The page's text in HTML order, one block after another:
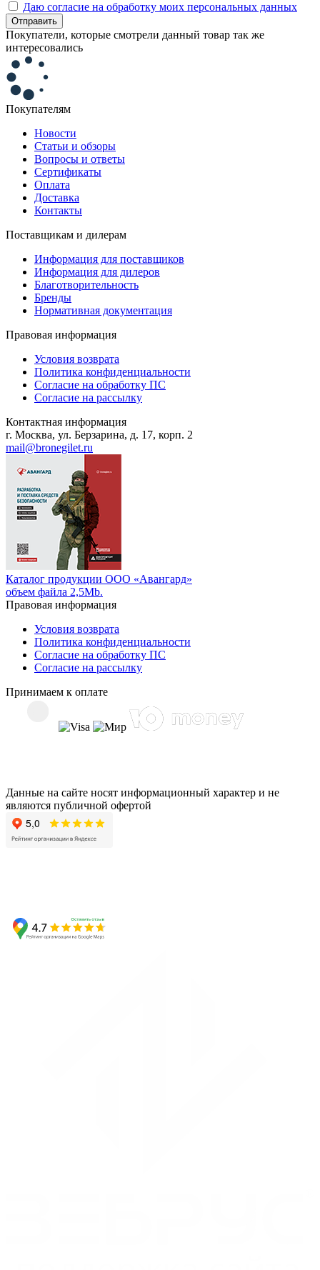
Даю согласие на обработку моих персональных данных
Отправить
Покупатели, которые смотрели данный товар так же
интересовались
Покупателям
Новости
Статьи и обзоры
Вопросы и ответы
Сертификаты
Оплата
Доставка
Контакты
Поставщикам и дилерам
Информация для поставщиков
Информация для дилеров
Благотворительность
Бренды
Нормативная документация
Правовая информация
Условия возврата
Политика конфиденциальности
Согласие на обработку ПС
Согласие на рассылку
Контактная информация
г. Москва, ул. Берзарина, д. 17, корп. 2
mail@bronegilet.ru
Каталог продукции ООО «Авангард»
объем файла 2,5Mb.
Правовая информация
Условия возврата
Политика конфиденциальности
Согласие на обработку ПС
Согласие на рассылку
Принимаем к оплате
Данные на сайте носят информационный характер и не
являются публичной офертой